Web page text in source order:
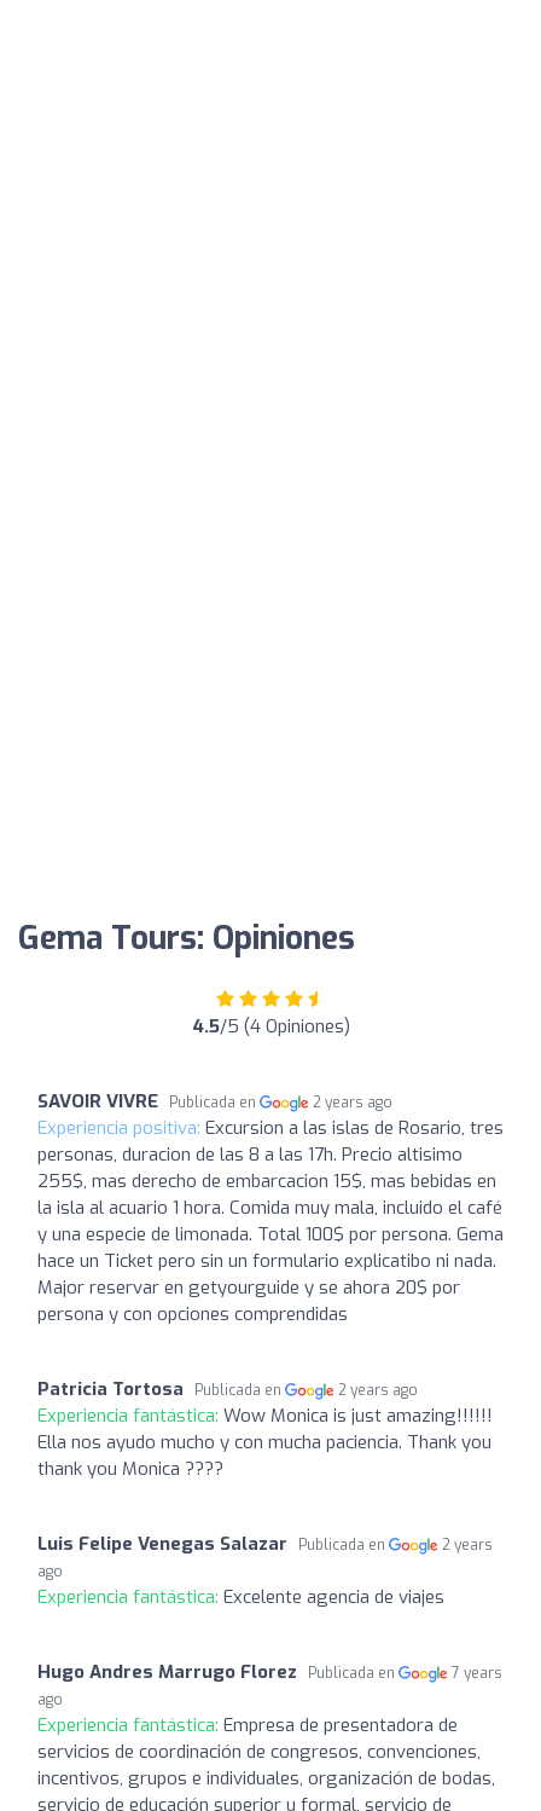
Gema Tours: Opiniones
4.5/5 (4 Opiniones)
SAVOIR VIVRE Publicada en 2 years ago
Experiencia positiva: Excursion a las islas de Rosario, tres
personas, duracion de las 8 a las 17h. Precio altisimo
255$, mas derecho de embarcacion 15$, mas bebidas en
la isla al acuario 1 hora. Comida muy mala, incluido el café
y una especie de limonada. Total 100$ por persona. Gema
hace un Ticket pero sin un formulario explicatibo ni nada.
Major reservar en getyourguide y se ahora 20$ por
persona y con opciones comprendidas
Patricia Tortosa Publicada en 2 years ago
Experiencia fantástica: Wow Monica is just amazing!!!!!!
Ella nos ayudo mucho y con mucha paciencia. Thank you
thank you Monica ????
Luis Felipe Venegas Salazar Publicada en
2 years
ago
Experiencia fantástica: Excelente agencia de viajes
Hugo Andres Marrugo Florez Publicada en
7 years
ago
Experiencia fantástica: Empresa de presentadora de
servicios de coordinación de congresos, convenciones,
incentivos, grupos e individuales, organización de bodas,
servicio de educación superior u formal, servicio de